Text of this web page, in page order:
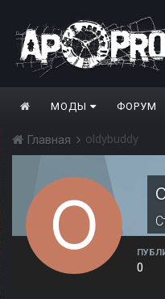
МОДЫ ФОРУМ
Главная oldybuddy
0